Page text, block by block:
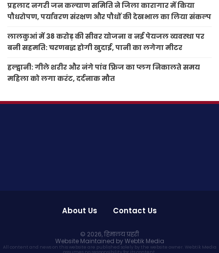
प्रहलाद नगरी जन कल्याण समिति ने जिला कारागार में किया
पौधरोपण, पर्यावरण संरक्षण और पौधों की देखभाल का लिया संकल्प
लालकुआं में 38 करोड़ की सीवर योजना व नई पेयजल व्यवस्था पर
बनी सहमति: चरणबद्ध होगी खुदाई, पानी का लगेगा मीटर
हल्द्वानी: गीले शरीर और नंगे पांव फ्रिज का प्लग निकालते समय
महिला को लगा करंट, दर्दनाक मौत
About Us Contact Us
© 2026,हिमालय प्रहरी
Website Maintained by Webtik Media
All content and news on this website are published solely by the website owner. Webtik Media